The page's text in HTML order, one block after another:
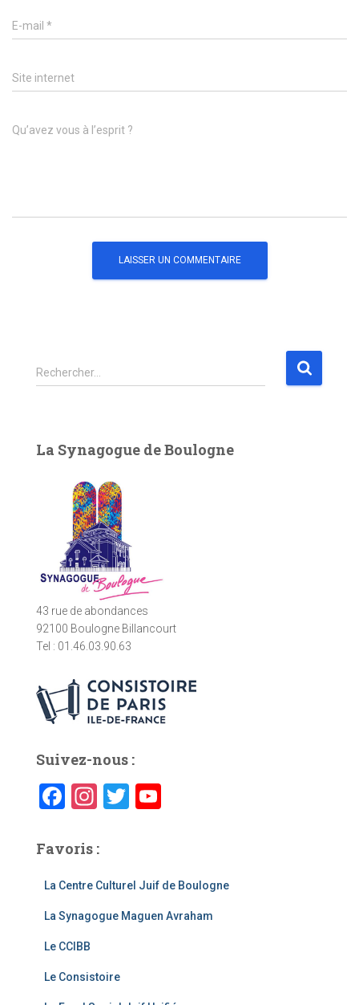
E-mail *
Site internet
Qu’avez vous à l’esprit ?
R
e
r
Rechercher…
La Synagogue de Boulogne
43 rue de abondances
92100 Boulogne Billancourt
Tel : 01.46.03.90.63
Suivez-nous :
F
c
e
b
o
o
k
In
a
gr
a
m
T
er
T
u
b
Favoris :
La Centre Culturel Juif de Boulogne
La Synagogue Maguen Avraham
Le CCIBB
Le Consistoire